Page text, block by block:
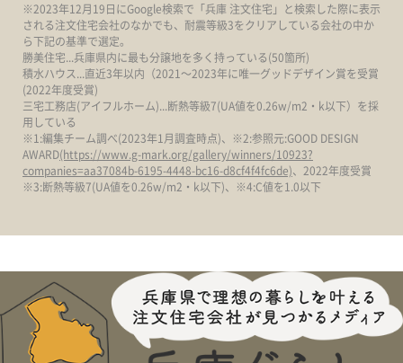
※2023年12月19日にGoogle検索で「兵庫 注文住宅」と検索した際に表示
される注文住宅会社のなかでも、耐震等級3をクリアしている会社の中か
ら下記の基準で選定。
勝美住宅...兵庫県内に最も分譲地を多く持っている(50箇所)
積水ハウス...直近3年以内（2021～2023年に唯一グッドデザイン賞を受賞
(2022年度受賞)
三宅工務店(アイフルホーム)...断熱等級7(UA値を0.26w/m2・k以下）を採
用している
※1:編集チーム調べ(2023年1月調査時点)、※2:参照元:GOOD DESIGN
AWARD(https://www.g-mark.org/gallery/winners/10923?
companies=aa37084b-6195-4448-bc16-d8cf4f4fc6de)、2022年度受賞
※3:断熱等級7(UA値を0.26w/m2・k以下)、※4:C値を1.0以下